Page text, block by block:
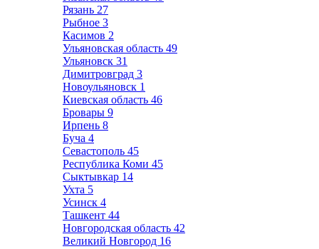
Рязань 27
Рыбное 3
Касимов 2
Ульяновская область 49
Ульяновск 31
Димитровград 3
Новоульяновск 1
Киевская область 46
Бровары 9
Ирпень 8
Буча 4
Севастополь 45
Республика Коми 45
Сыктывкар 14
Ухта 5
Усинск 4
Ташкент 44
Новгородская область 42
Великий Новгород 16